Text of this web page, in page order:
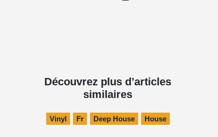
Découvrez plus d’articles
similaires
Vinyl Fr Deep House House